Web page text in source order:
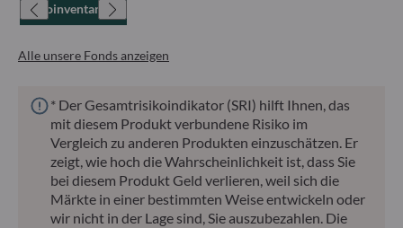
Nettoinventarwert
Alle unsere Fonds anzeigen
* Der Gesamtrisikoindikator (SRI) hilft Ihnen, das
mit diesem Produkt verbundene Risiko im
Vergleich zu anderen Produkten einzuschätzen. Er
zeigt, wie hoch die Wahrscheinlichkeit ist, dass Sie
bei diesem Produkt Geld verlieren, weil sich die
Märkte in einer bestimmten Weise entwickeln oder
wir nicht in der Lage sind, Sie auszubezahlen. Die